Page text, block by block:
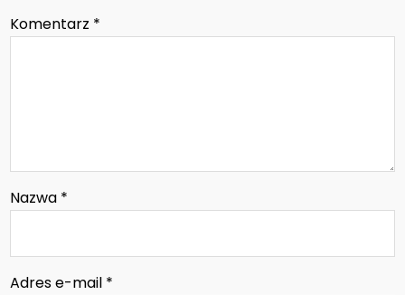
Komentarz *
Nazwa *
Adres e-mail *